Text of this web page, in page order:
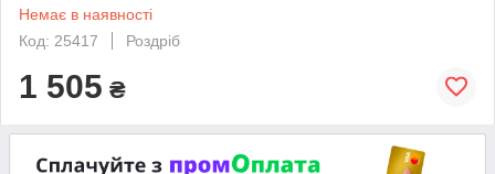
Немає в наявності
Код: 25417
Роздріб
1 505 ₴